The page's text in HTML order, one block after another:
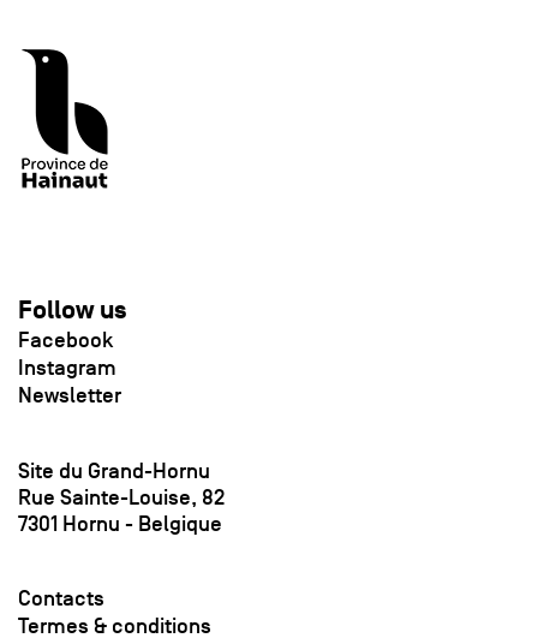
Follow us
Facebook
Instagram
Newsletter
Site du Grand-Hornu
Rue Sainte-Louise, 82
7301 Hornu - Belgique
Contacts
Termes & conditions